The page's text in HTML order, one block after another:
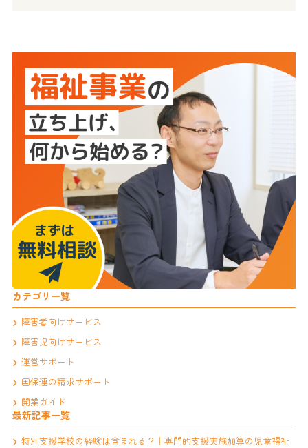
カテゴリ一覧
障害者向けサービス
障害児向けサービス
運営サポート
国保連の請求サポート
開業ガイド
最新記事一覧
特別支援学校の経験は含まれる？｜専門的支援実施加算の児童福祉